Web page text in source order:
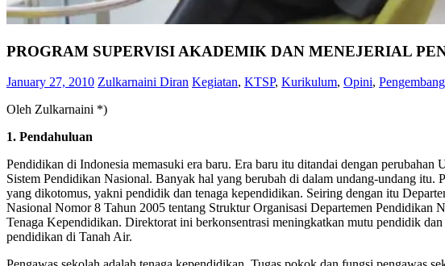
PROGRAM SUPERVISI AKADEMIK DAN MENEJERIAL
January 27, 2010 Zulkarnaini Diran Kegiatan, KTSP, Kurikulum, Opini,
Oleh Zulkarnaini *)
1. Pendahuluan
Pendidikan di Indonesia memasuki era baru. Era baru itu ditandai dengan
Sistem Pendidikan Nasional. Banyak hal yang berubah di dalam undang-undang
yang dikotomus, yakni pendidik dan tenaga kependidikan. Seiring dengan itu
Nasional Nomor 8 Tahun 2005 tentang Struktur Organisasi Departemen
Tenaga Kependidikan. Direktorat ini berkonsentrasi meningkatkan mutu pendidik
pendidikan di Tanah Air.